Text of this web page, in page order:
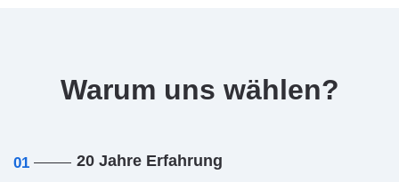
Warum uns wählen?
01 20 Jahre Erfahrung